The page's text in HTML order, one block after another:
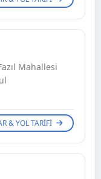
Mahallesi
& YOL TARIFI